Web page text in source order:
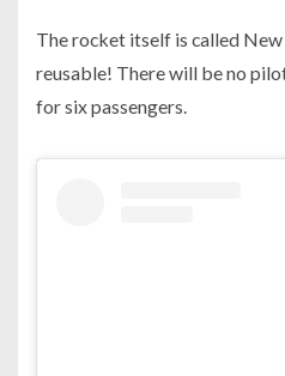
The rocket itself is called New
reusable! There will be no
for six passengers.